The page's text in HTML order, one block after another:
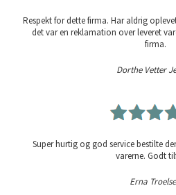
Respekt for dette firma. Har aldrig
det var en reklamation over leveret
firma.
Dorthe Vetter
Super hurtig og god service bestilte
varerne. Godt
Erna